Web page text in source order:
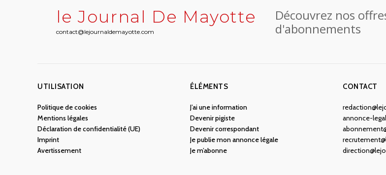
le Journal De Mayotte
contact@lejournaldemayotte.com
Découvrez nos
d'abonnements
UTILISATION
Politique de cookies
Mentions légales
Déclaration de confidentialité (UE)
Imprint
Avertissement
ÉLÉMENTS
J’ai une information
Devenir pigiste
Devenir correspondant
Je publie mon annonce légale
Je m’abonne
CONTACT
annonce-